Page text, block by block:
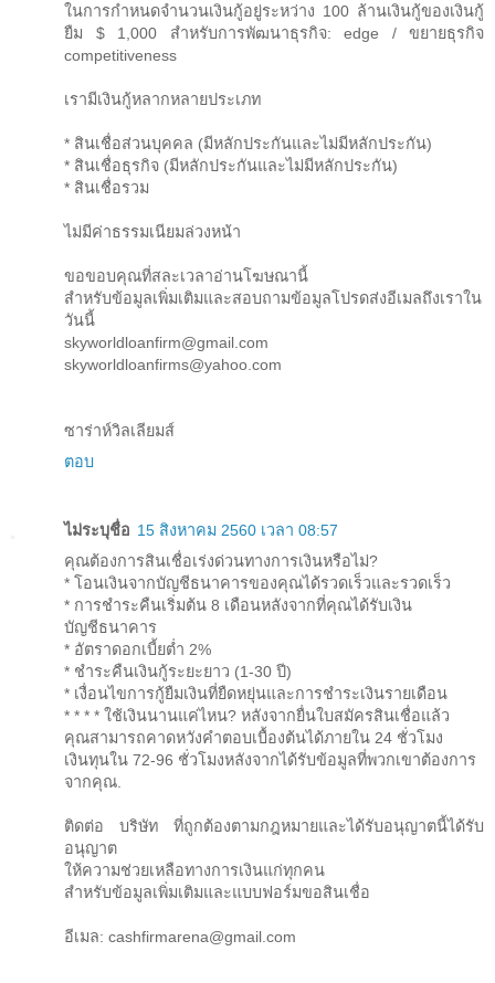
ในการกำหนดจำนวนเงินกู้อยู่ระหว่าง 100 ล้านเงินกู้ของเงินกู้
ยืม $ 1,000 สำหรับการพัฒนาธุรกิจ: edge / ขยายธุรกิจ
competitiveness
เรามีเงินกู้หลากหลายประเภท
* สินเชื่อส่วนบุคคล (มีหลักประกันและไม่มีหลักประกัน)
* สินเชื่อธุรกิจ (มีหลักประกันและไม่มีหลักประกัน)
* สินเชื่อรวม
ไม่มีค่าธรรมเนียมล่วงหน้า
ขอขอบคุณที่สละเวลาอ่านโฆษณานี้
สำหรับข้อมูลเพิ่มเติมและสอบถามข้อมูลโปรดส่งอีเมลถึงเราใน
วันนี้
skyworldloanfirm@gmail.com
skyworldloanfirms@yahoo.com
ซาร่าห์วิลเลียมส์
ตอบ
ไม่ระบุชื่อ 15 สิงหาคม 2560 เวลา 08:57
คุณต้องการสินเชื่อเร่งด่วนทางการเงินหรือไม่?
* โอนเงินจากบัญชีธนาคารของคุณได้รวดเร็วและรวดเร็ว
* การชำระคืนเริ่มต้น 8 เดือนหลังจากที่คุณได้รับเงิน
บัญชีธนาคาร
* อัตราดอกเบี้ยต่ำ 2%
* ชำระคืนเงินกู้ระยะยาว (1-30 ปี)
* เงื่อนไขการกู้ยืมเงินที่ยืดหยุ่นและการชำระเงินรายเดือน
* * * * ใช้เงินนานแค่ไหน? หลังจากยื่นใบสมัครสินเชื่อแล้ว
คุณสามารถคาดหวังคำตอบเบื้องต้นได้ภายใน 24 ชั่วโมง
เงินทุนใน 72-96 ชั่วโมงหลังจากได้รับข้อมูลที่พวกเขาต้องการ
จากคุณ.
ติดต่อ บริษัท ที่ถูกต้องตามกฎหมายและได้รับอนุญาตนี้ได้รับ
อนุญาต
ให้ความช่วยเหลือทางการเงินแก่ทุกคน
สำหรับข้อมูลเพิ่มเติมและแบบฟอร์มขอสินเชื่อ
อีเมล: cashfirmarena@gmail.com